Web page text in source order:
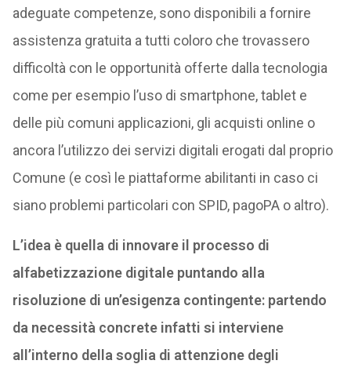
adeguate competenze, sono disponibili a fornire
assistenza gratuita a tutti coloro che trovassero
difficoltà con le opportunità offerte dalla tecnologia
come per esempio l’uso di smartphone, tablet e
delle più comuni applicazioni, gli acquisti online o
ancora l’utilizzo dei servizi digitali erogati dal proprio
Comune (e così le piattaforme abilitanti in caso ci
siano problemi particolari con SPID, pagoPA o altro).
L’idea è quella di innovare il processo di
alfabetizzazione digitale puntando alla
risoluzione di un’esigenza contingente: partendo
da necessità concrete infatti si interviene
all’interno della soglia di attenzione degli